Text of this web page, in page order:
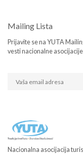
Mailing Lista
Prijavite se na YUTA
vesti nacionalne
Nacionalna asocijacija